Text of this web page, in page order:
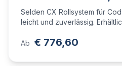
Selden CX Rollsystem für
leicht und zuverlässig.
Ab € 776,60